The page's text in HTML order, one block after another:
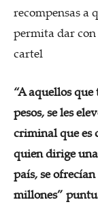
recompensas a
permita dar con
cartel
“A aquellos
pesos, se les
criminal que es
quien dirige
país, se
millones”